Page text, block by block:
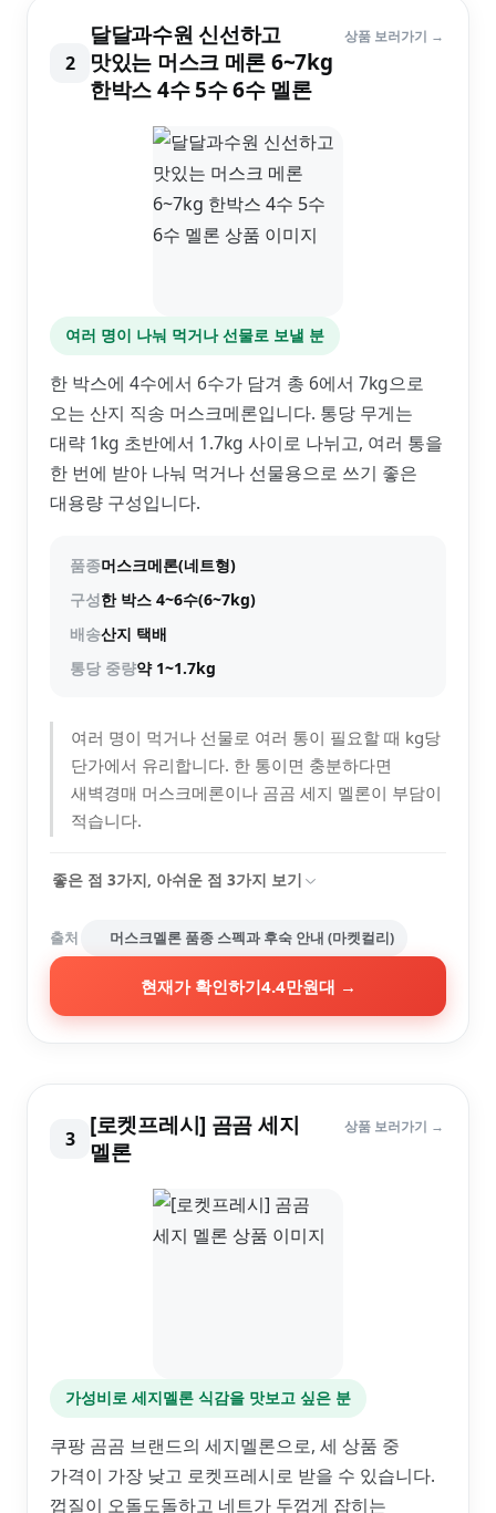
2
달달과수원 신선하고
맛있는 머스크 메론 6~7kg
한박스 4수 5수 6수 멜론
상품 보러가기 →
여러 명이 나눠 먹거나 선물로 보낼 분
한 박스에 4수에서 6수가 담겨 총 6에서 7kg으로
오는 산지 직송 머스크메론입니다. 통당 무게는
대략 1kg 초반에서 1.7kg 사이로 나뉘고, 여러 통을
한 번에 받아 나눠 먹거나 선물용으로 쓰기 좋은
대용량 구성입니다.
품종머스크메론(네트형)
구성한 박스 4~6수(6~7kg)
배송산지 택배
통당 중량약 1~1.7kg
여러 명이 먹거나 선물로 여러 통이 필요할 때 kg당
단가에서 유리합니다. 한 통이면 충분하다면
새벽경매 머스크메론이나 곰곰 세지 멜론이 부담이
적습니다.
좋은 점 3가지, 아쉬운 점 3가지 보기
출처 머스크멜론 품종 스펙과 후숙 안내 (마켓컬리)
현재가 확인하기4.4만원대 →
3
[로켓프레시] 곰곰 세지
멜론
상품 보러가기 →
가성비로 세지멜론 식감을 맛보고 싶은 분
쿠팡 곰곰 브랜드의 세지멜론으로, 세 상품 중
가격이 가장 낮고 로켓프레시로 받을 수 있습니다.
껍질이 오돌도돌하고 네트가 두껍게 잡히는